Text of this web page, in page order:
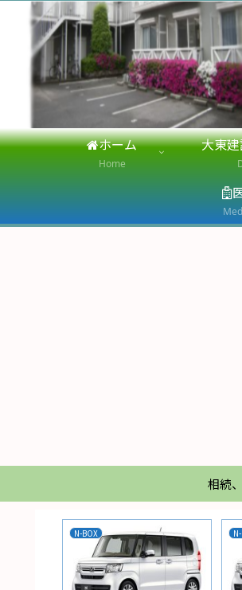
ホーム
Home
大東
相続
N-BOX